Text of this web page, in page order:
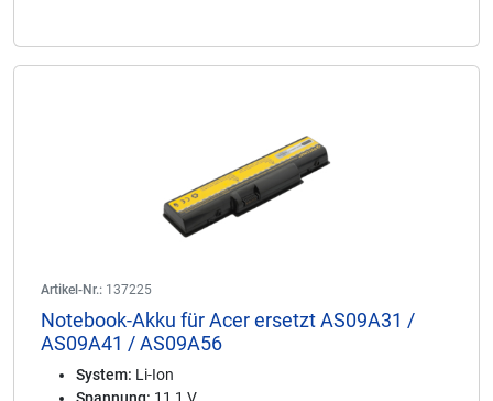
Artikel-Nr.: 137225
Notebook-Akku für Acer ersetzt AS09A31 /
AS09A41 / AS09A56
System: Li-Ion